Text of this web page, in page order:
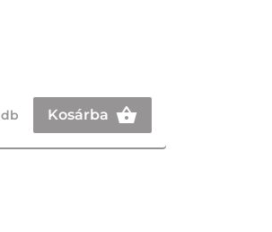
db Kosárba